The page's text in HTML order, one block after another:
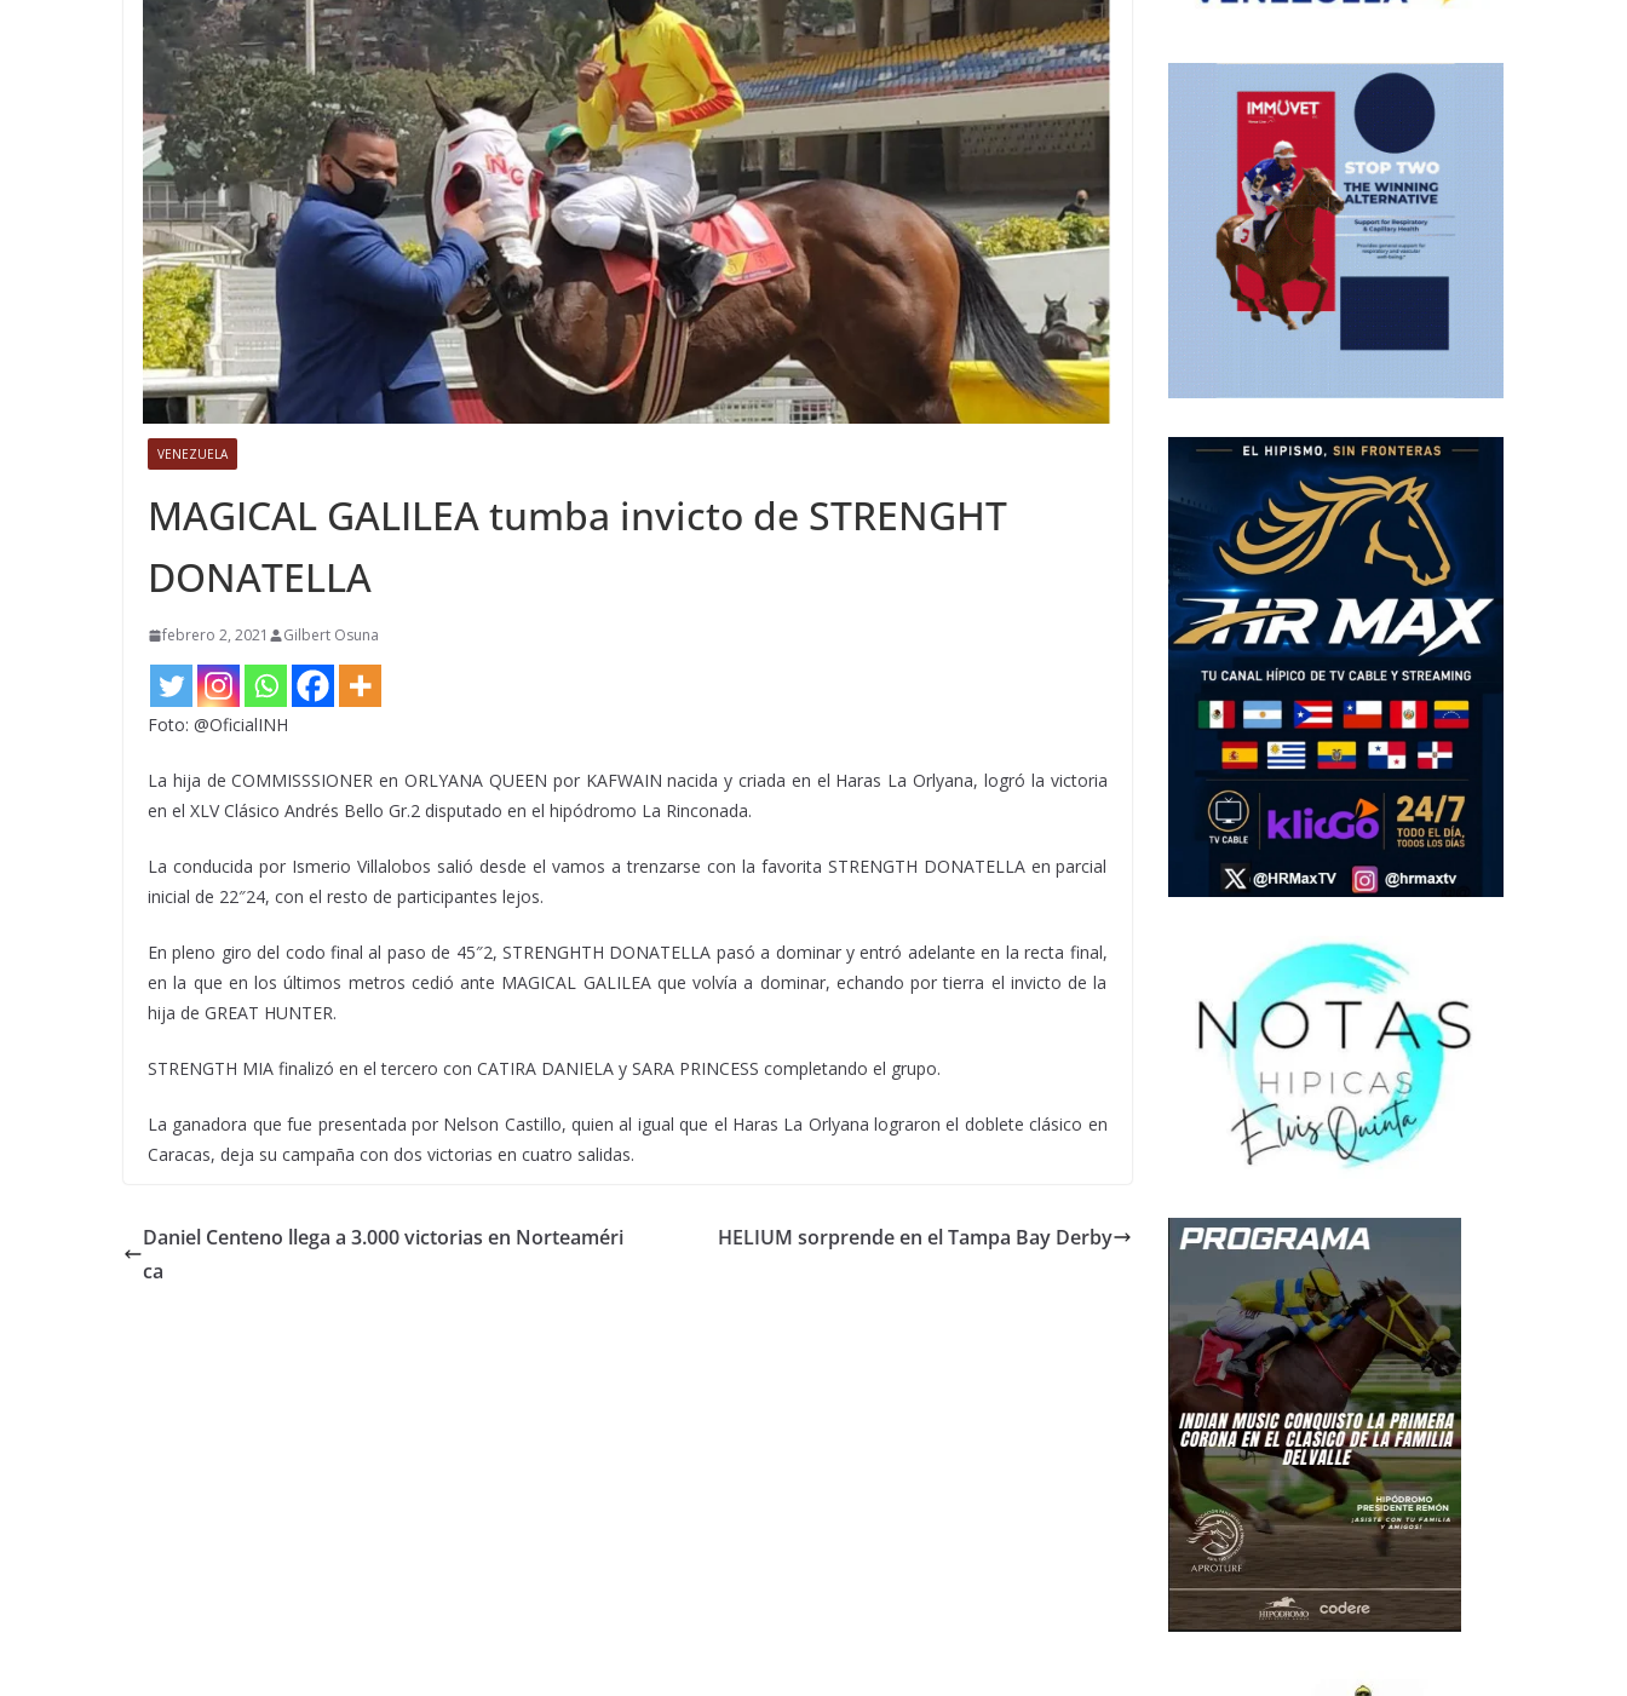
VENEZUELA
MAGICAL GALILEA tumba invicto de STRENGHT
DONATELLA
febrero 2, 2021 Gilbert Osuna
Foto: @OficialINH
La hija de COMMISSSIONER en ORLYANA QUEEN por KAFWAIN nacida y criada en el Haras La Orlyana, logró la victoria
en el XLV Clásico Andrés Bello Gr.2 disputado en el hipódromo La Rinconada.
La conducida por Ismerio Villalobos salió desde el vamos a trenzarse con la favorita STRENGTH DONATELLA en parcial
inicial de 22″24, con el resto de participantes lejos.
En pleno giro del codo final al paso de 45″2, STRENGHTH DONATELLA pasó a dominar y entró adelante en la recta final,
en la que en los últimos metros cedió ante MAGICAL GALILEA que volvía a dominar, echando por tierra el invicto de la
hija de GREAT HUNTER.
STRENGTH MIA finalizó en el tercero con CATIRA DANIELA y SARA PRINCESS completando el grupo.
La ganadora que fue presentada por Nelson Castillo, quien al igual que el Haras La Orlyana lograron el doblete clásico en
Caracas, deja su campaña con dos victorias en cuatro salidas.
Daniel Centeno llega a 3.000 victorias en Norteaméri
ca
HELIUM sorprende en el Tampa Bay Derby